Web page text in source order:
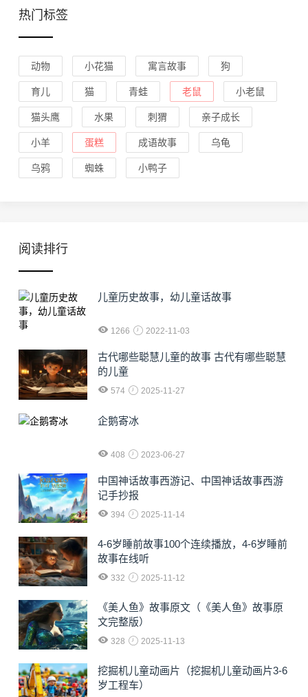
热门标签
动物 小花猫 寓言故事 狗
育儿 猫 青蛙 老鼠 小老鼠
猫头鹰 水果 刺猬 亲子成长
小羊 蛋糕 成语故事 乌龟
乌鸦 蜘蛛 小鸭子
阅读排行
儿童历史故事，幼儿童话故事
1266 2022-11-03
古代哪些聪慧儿童的故事 古代有哪些聪慧
的儿童
574 2025-11-27
企鹅寄冰
408 2023-06-27
中国神话故事西游记、中国神话故事西游
记手抄报
394 2025-11-14
4-6岁睡前故事100个连续播放，4-6岁睡前
故事在线听
332 2025-11-12
《美人鱼》故事原文（《美人鱼》故事原
文完整版）
328 2025-11-13
挖掘机儿童动画片（挖掘机儿童动画片3-6
岁工程车）